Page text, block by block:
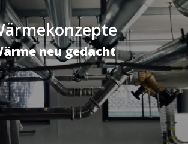
neu gedacht